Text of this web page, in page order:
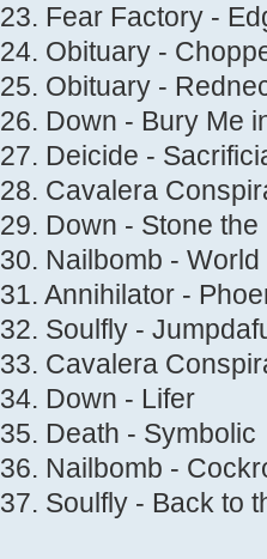
23. Fear Factory -
24. Obituary -
25. Obituary -
26. Down - Bury Me
27. Deicide -
28. Cavalera
29. Down - Stone the
30. Nailbomb - World
31. Annihilator -
32. Soulfly -
33. Cavalera
34. Down - Lifer
35. Death - Symbolic
36. Nailbomb -
37. Soulfly - Back to